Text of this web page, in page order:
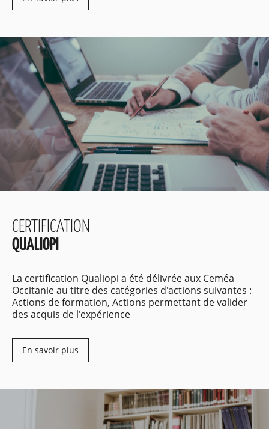
CERTIFICATION
QUALIOPI
La certification Qualiopi a été délivrée aux Ceméa
Occitanie au titre des catégories d'actions suivantes :
Actions de formation, Actions permettant de valider
des acquis de l'expérience
En savoir plus